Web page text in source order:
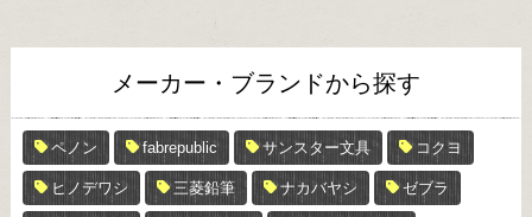
メーカー・ブランドから探す
ペノン fabrepublic サンスター文具 コクヨ
ヒノデワシ 三菱鉛筆 ナカバヤシ ゼブラ